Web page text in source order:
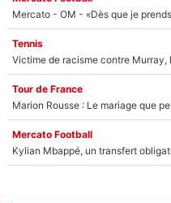
Tennis
Tour de France
Marion Rousse : Le mariage que
Mercato Football
Kylian Mbappé, un transfert